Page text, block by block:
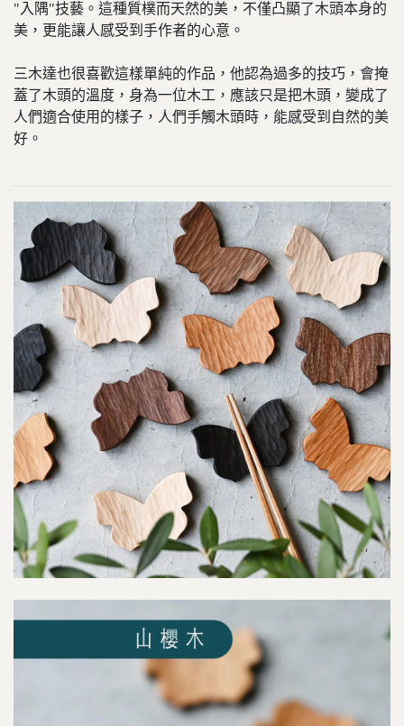
"入隅"技藝。這種質樸而天然的美，不僅凸顯了木頭本身的
美，更能讓人感受到手作者的心意。
三木達也很喜歡這樣單純的作品，他認為過多的技巧，會掩
蓋了木頭的溫度，身為一位木工，應該只是把木頭，變成了
人們適合使用的樣子，人們手觸木頭時，能感受到自然的美
好。